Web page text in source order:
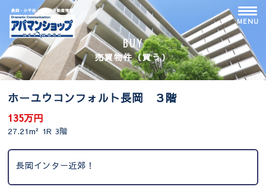
content
MENU
BUY
売買物件（買う）
ホーユウコンフォルト長岡 ３階
135万円
27.21m² 1R 3階
長岡インター近郊！